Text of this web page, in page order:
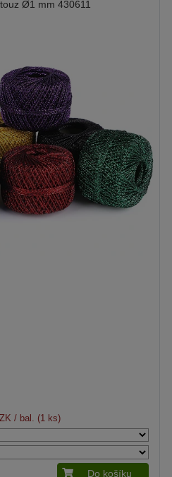
Ø1 mm 430611
/ bal. (1 ks)
Do košíku